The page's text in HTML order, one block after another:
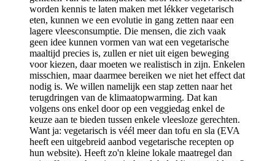
worden kennis te laten maken met lékker vegetarisch
eten, kunnen we een evolutie in gang zetten naar een
lagere vleesconsumptie. Die mensen, die zich vaak
geen idee kunnen vormen van wat een vegetarische
maaltijd precies is, zullen er niet uit eigen beweging
voor kiezen, daar moeten we realistisch in zijn. Enkelen
misschien, maar daarmee bereiken we niet het effect dat
nodig is. We willen namelijk een stap zetten naar het
terugdringen van de klimaatopwarming. Dat kan
volgens ons enkel door op een veggiedag enkel de
keuze aan te bieden tussen enkele vleesloze gerechten.
Want ja: vegetarisch is véél meer dan tofu en sla (EVA
heeft een uitgebreid aanbod vegetarische recepten op
hun website). Heeft zo'n kleine lokale maatregel dan